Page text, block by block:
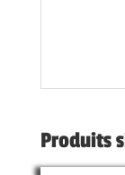
Produits